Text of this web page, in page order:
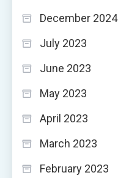
December 2024
July 2023
June 2023
May 2023
April 2023
March 2023
February 2023